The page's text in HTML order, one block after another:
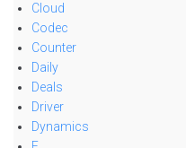
Cloud
Codec
Counter
Daily
Deals
Driver
Dynamics